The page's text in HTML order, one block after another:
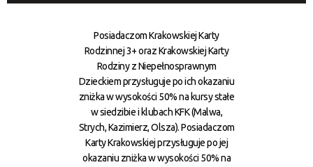
Posiadaczom Krakowskiej Karty
Rodzinnej 3+ oraz Krakowskiej Karty
Rodziny z Niepełnosprawnym
Dzieckiem przysługuje po ich okazaniu
zniżka w wysokości 50% na kursy stałe
w siedzibie i klubach KFK (Malwa,
Strych, Kazimierz, Olsza). Posiadaczom
Karty Krakowskiej przysługuje po jej
okazaniu zniżka w wysokości 50% na